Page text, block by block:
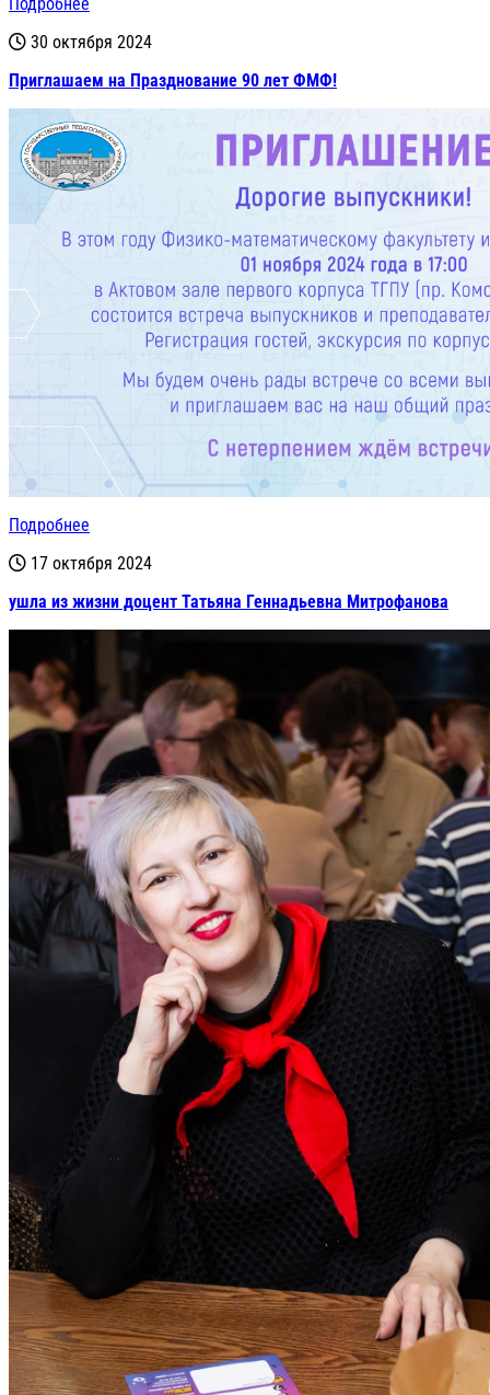
30 октября 2024
Приглашаем на Празднование 90 лет ФМФ!
Подробнее
17 октября 2024
ушла из жизни доцент Татьяна Геннадьевна Митрофанова